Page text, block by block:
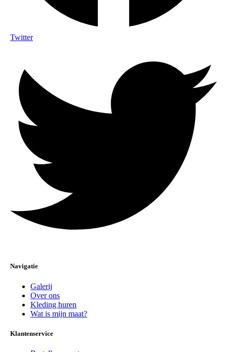
Twitter
Navigatie
Galerij
Over ons
Kleding huren
Wat is mijn maat?
Klantenservice